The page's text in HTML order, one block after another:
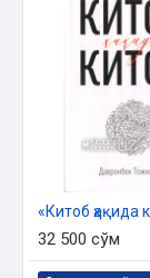
«Китоб ҳақида
32 500 сўм